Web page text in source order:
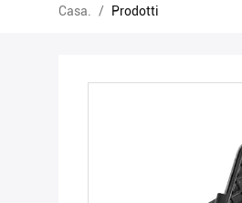
Casa. / Prodotti